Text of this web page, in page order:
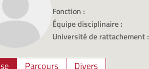
Fonction :
Équipe disciplinaire :
Université de rattachement :
Parcours Divers